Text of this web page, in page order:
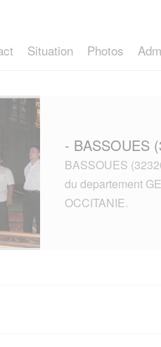
Situation Photos
- BASSOUES
BASSOUES
du departement
OCCITANIE.